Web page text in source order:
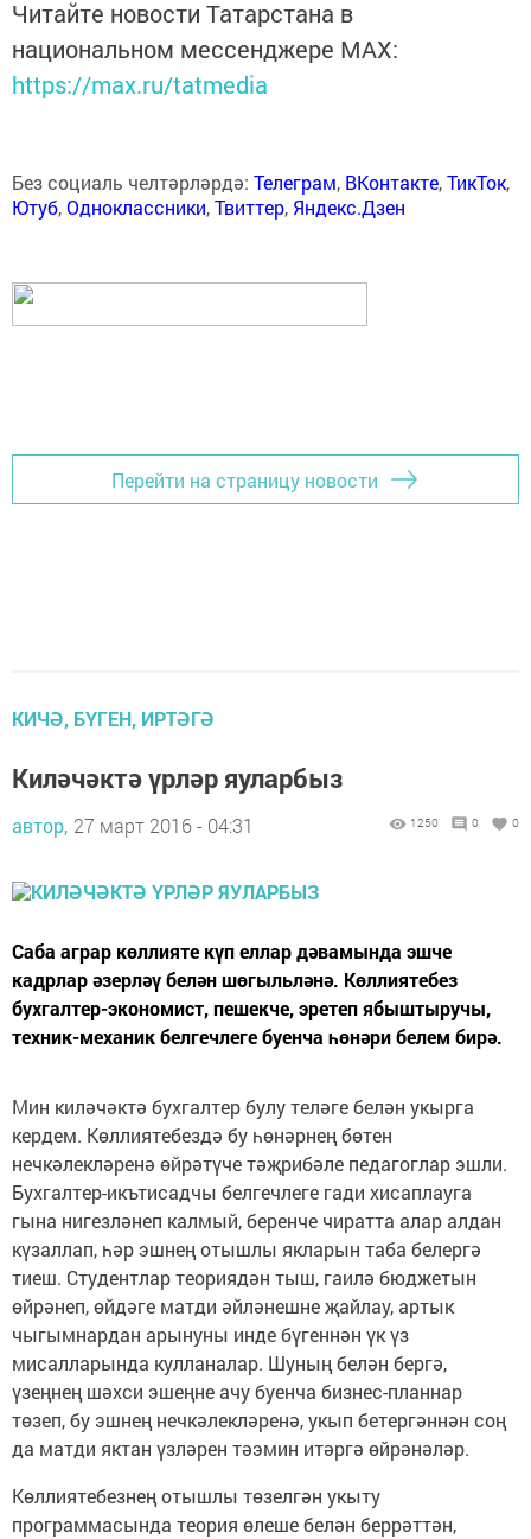
Читайте новости Татарстана в
национальном мессенджере MАХ:
https://max.ru/tatmedia
Без социаль челтәрләрдә: Телеграм, ВКонтакте,ТикТок,
Ютуб,Одноклассники,Твиттер, Яндекс.Дзен
Перейти на страницу новости
КИЧӘ, БҮГЕН, ИРТӘГӘ
Киләчәктә үрләр яуларбыз
автор, 27 март 2016 - 04:31 1250 0 0
Саба аграр көллияте күп еллар дәвамында эшче
кадрлар әзерләү белән шөгыльләнә. Көллиятебез
бухгалтер-экономист, пешекче, эретеп ябыштыручы,
техник-механик белгечлеге буенча һөнәри белем бирә.
Мин киләчәктә бухгалтер булу теләге белән укырга
кердем. Көллиятебездә бу һөнәрнең бөтен
нечкәлекләренә өйрәтүче тәҗрибәле педагоглар эшли.
Бухгалтер-икътисадчы белгечлеге гади хисаплауга
гына нигезләнеп калмый, беренче чиратта алар алдан
күзаллап, һәр эшнең отышлы якларын таба белергә
тиеш. Студентлар теориядән тыш, гаилә бюджетын
өйрәнеп, өйдәге матди әйләнешне җайлау, артык
чыгымнардан арынуны инде бүгеннән үк үз
мисалларында кулланалар. Шуның белән бергә,
үзеңнең шәхси эшеңне ачу буенча бизнес-планнар
төзеп, бу эшнең нечкәлекләренә, укып бетергәннән соң
да матди яктан үзләрен тәэмин итәргә өйрәнәләр.
Көллиятебезнең отышлы төзелгән укыту
программасында теория өлеше белән беррәттән,